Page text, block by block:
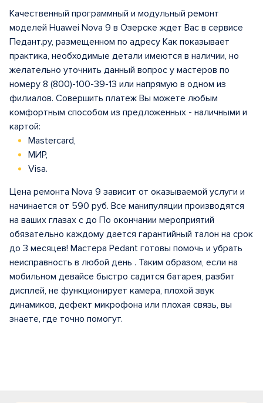
Качественный программный и модульный ремонт
моделей Huawei Nova 9 в Озерске ждет Вас в сервисе
Педант.ру, размещенном по адресу Как показывает
практика, необходимые детали имеются в наличии, но
желательно уточнить данный вопрос у мастеров по
номеру 8 (800)-100-39-13 или напрямую в одном из
филиалов. Совершить платеж Вы можете любым
комфортным способом из предложенных - наличными и
картой:
Mastercard,
МИР,
Visa.
Цена ремонта Nova 9 зависит от оказываемой услуги и
начинается от 590 руб. Все манипуляции производятся
на ваших глазах с до По окончании мероприятий
обязательно каждому дается гарантийный талон на срок
до 3 месяцев! Мастера Pedant готовы помочь и убрать
неисправность в любой день . Таким образом, если на
мобильном девайсе быстро садится батарея, разбит
дисплей, не функционирует камера, плохой звук
динамиков, дефект микрофона или плохая связь, вы
знаете, где точно помогут.